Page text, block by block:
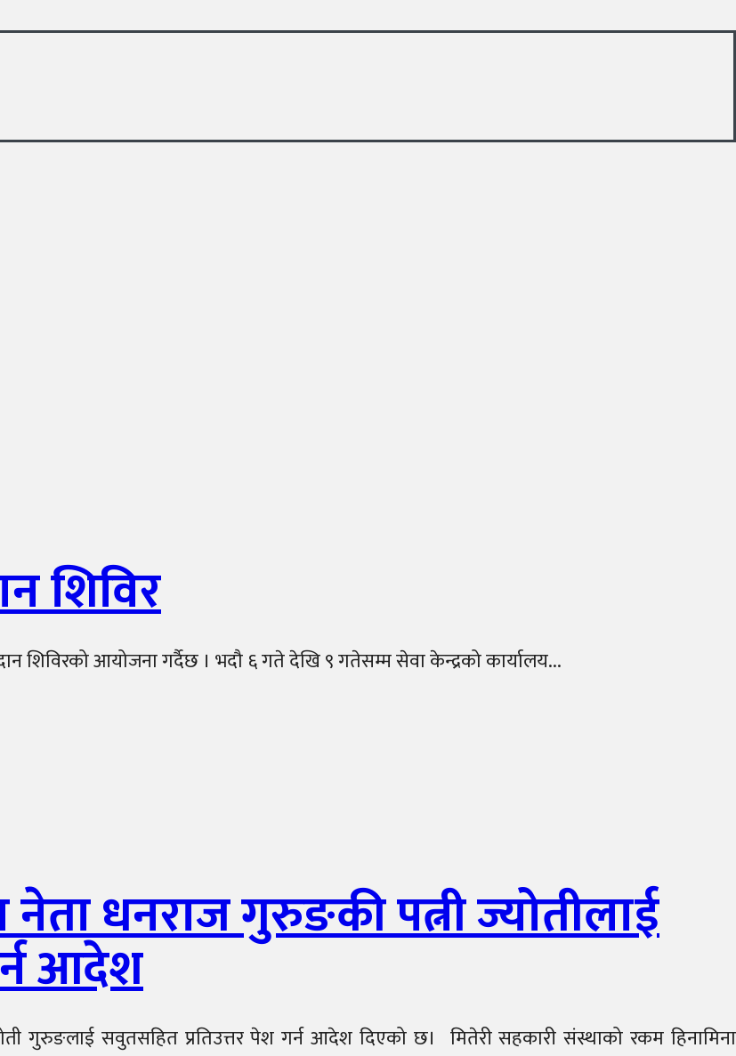
शिविर
शिविरको आयोजना गर्दैछ । भदौ ६ गते देखि ९ गतेसम्म सेवा केन्द्रको कार्यालय...
धनराज गुरुङकी पत्नी ज्योतीलाई
आदेश
गुरुङलाई सवुतसहित प्रतिउत्तर पेश गर्न आदेश दिएको छ। मितेरी सहकारी संस्थाको रकम हिनामिना